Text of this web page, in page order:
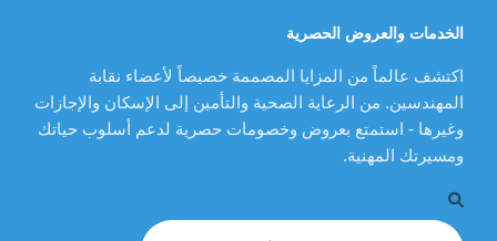
الخدمات والعروض الحصرية
اكتشف عالماً من المزايا المصممة خصيصاً لأعضاء نقابة
المهندسين. من الرعاية الصحية والتأمين إلى الإسكان والإجازات
وغيرها - استمتع بعروض وخصومات حصرية لدعم أسلوب حياتك
ومسيرتك المهنية.